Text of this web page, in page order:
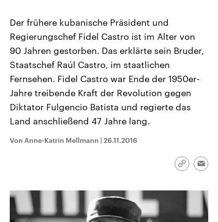
Landtagswahl Sachsen-Anhalt
2026
Alle Informationen
Sachsen-Anhalt wählt am 6.
September 2026 einen neuen
Bundesland von einer Koalition aus
Umfragen, Prognosen,
und Hintergründe zu den Parteien
und Kandidaten der anstehenden
USA
Aktuelle Beiträge,
Hintergründe
Wirtschaftlich und
gehören die Vereinigten
den mächtigsten Ländern
mit großem Einfluss auf
Sendungen Programm Podcasts
Der frühere kubanische Präsident und
Regierungschef Fidel Castro ist im Alter von
90 Jahren gestorben. Das erklärte sein Bruder,
Staatschef Raúl Castro, im staatlichen
Fernsehen. Fidel Castro war Ende der 1950er-
Jahre treibende Kraft der Revolution gegen
Diktator Fulgencio Batista und regierte das
Land anschließend 47 Jahre lang.
Von Anne-Katrin Mellmann | 26.11.2016
Link